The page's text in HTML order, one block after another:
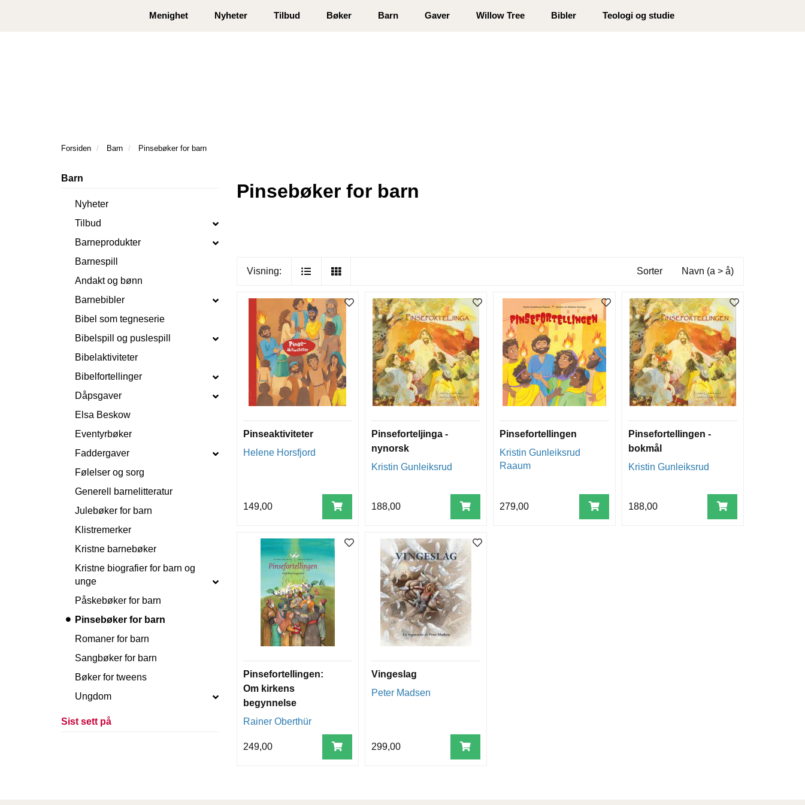
Åpningstider Logg inn eller registrer deg Min side Infosenter
Menighet Nyheter Tilbud Bøker Barn Gaver Willow Tree Bibler Teologi og studie
Forsiden Barn Pinsebøker for barn
Barn
Nyheter
Tilbud
Barneprodukter
Barnespill
Andakt og bønn
Barnebibler
Bibel som tegneserie
Bibelspill og puslespill
Bibelaktiviteter
Bibelfortellinger
Dåpsgaver
Elsa Beskow
Eventyrbøker
Faddergaver
Følelser og sorg
Generell barnelitteratur
Julebøker for barn
Klistremerker
Kristne barnebøker
Kristne biografier for barn og
unge
Påskebøker for barn
Pinsebøker for barn
Romaner for barn
Sangbøker for barn
Bøker for tweens
Ungdom
Sist sett på
Pinsebøker for barn
Visning: Sorter Navn (a > å)
Pinseaktiviteter
Helene Horsfjord
149,00
Pinseforteljinga -
nynorsk
Kristin Gunleiksrud
188,00
Pinsefortellingen
Kristin Gunleiksrud
Raaum
279,00
Pinsefortellingen -
bokmål
Kristin Gunleiksrud
188,00
Pinsefortellingen:
Om kirkens
begynnelse
Rainer Oberthür
249,00
Vingeslag
Peter Madsen
299,00